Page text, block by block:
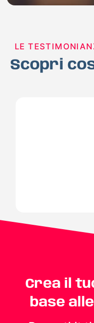
LE
Scopri
Crea il
base